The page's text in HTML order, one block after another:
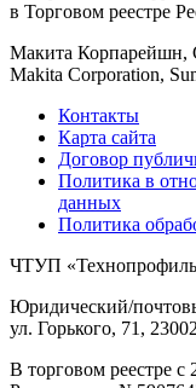
в Торговом реестре
Макита Корпарейшн,
Makita Corporation,
Контакты
Карта сайта
Договор
Политика в
данных
Политика
ЧТУП
Юридический/
ул. Горького, 71,
В торговом реестре с